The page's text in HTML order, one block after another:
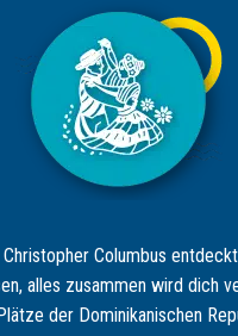
Columbus
alles zusammen wird
der Dominikanischen